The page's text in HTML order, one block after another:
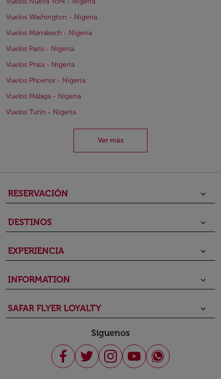
Vuelos Washington - Nigeria
Vuelos Marrakech - Nigeria
Vuelos París - Nigeria
Vuelos Praia - Nigeria
Vuelos Phoenix - Nigeria
Vuelos Málaga - Nigeria
Vuelos Turín - Nigeria
Ver más
RESERVACIÓN keyboard_arrow_down
DESTINOS keyboard_arrow_down
EXPERIENCIA keyboard_arrow_down
INFORMATION keyboard_arrow_down
SAFAR FLYER LOYALTY keyboard_arrow_down
Síguenos